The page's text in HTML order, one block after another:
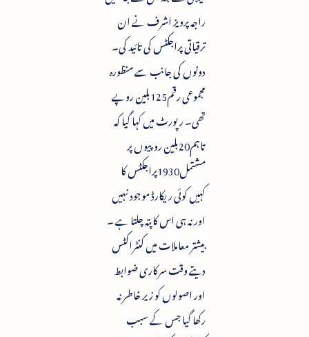
راجہ پرویز اشرف نے ان
ترقیاتی پراجکٹس کی تائید کی۔
دونوں کی جانب سے منظورہ
مجموعی رقم125بلین روپے
تھی۔ رپورٹ میں کہا گیا کہ
تاہم20بلین روپیوں پر
مشتمل1930پراجکٹس کا
کہیں کوئی ریکارڈ موجود نہیں
اور نہ ہی اس کا پتہ چلتا ہے ۔
بیشتر معاملات میں کنٹراکٹس
دیتے وقت سرکاری ضوابط
اور اصولوں کو زیر خاطر نہ
رکھا گیا جس کے سبب